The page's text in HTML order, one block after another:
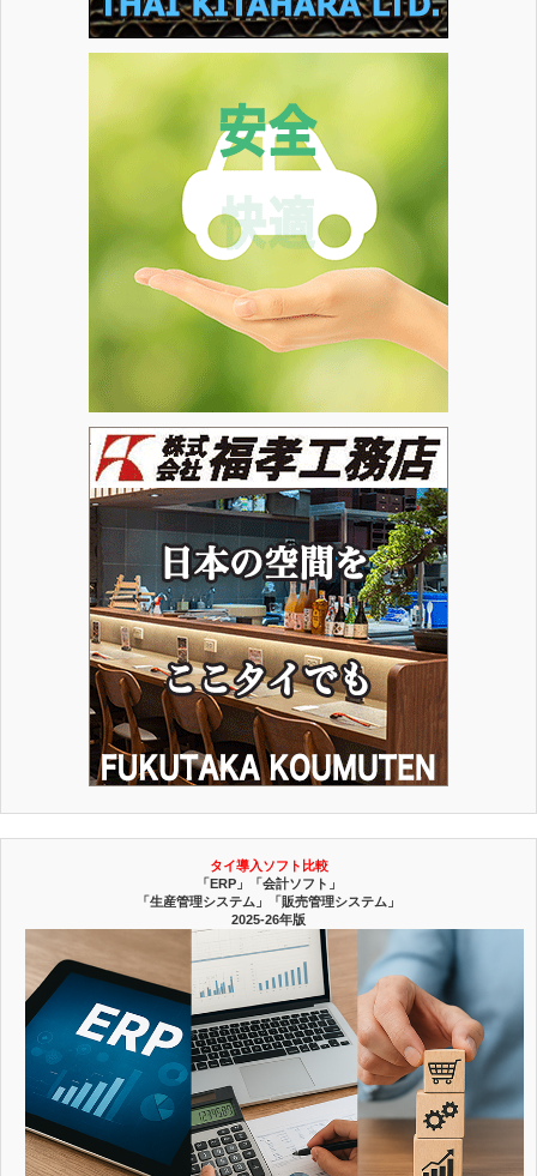
タイ導入ソフト比較
「ERP」「会計ソフト」
「生産管理システム」「販売管理システム」
2025-26年版